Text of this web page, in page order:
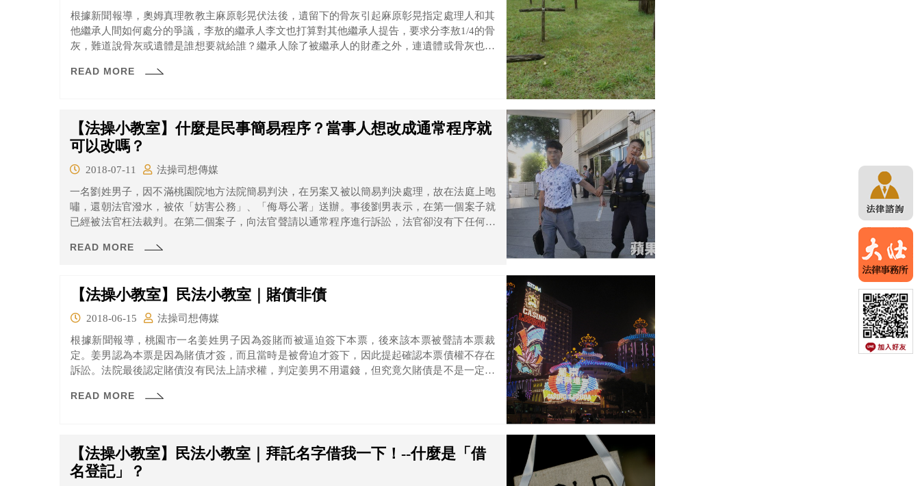
根據新聞報導，奧姆真理教教主麻原彰晃伏法後，遺留下的骨灰引起麻原彰晃指定處理人和其
他繼承人間如何處分的爭議，李敖的繼承人李文也打算對其他繼承人提告，要求分李敖1/4的骨
灰，難道說骨灰或遺體是誰想要就給誰？繼承人除了被繼承人的財產之外，連遺體或骨灰也可
READ MORE
【法操小教室】什麼是民事簡易程序？當事人想改成通常程序就
可以改嗎？
2018-07-11
法操司想傳媒
一名劉姓男子，因不滿桃園院地方法院簡易判決，在另案又被以簡易判決處理，故在法庭上咆
嘯，還朝法官潑水，被依「妨害公務」、「侮辱公署」送辦。事後劉男表示，在第一個案子就
已經被法官枉法裁判。在第二個案子，向法官聲請以通常程序進行訴訟，法官卻沒有下任何裁
READ MORE
【法操小教室】民法小教室｜賭債非債
2018-06-15
法操司想傳媒
根據新聞報導，桃園市一名姜姓男子因為簽賭而被逼迫簽下本票，後來該本票被聲請本票裁
定。姜男認為本票是因為賭債才簽，而且當時是被脅迫才簽下，因此提起確認本票債權不存在
訴訟。法院最後認定賭債沒有民法上請求權，判定姜男不用還錢，但究竟欠賭債是不是一定可
READ MORE
【法操小教室】民法小教室｜拜託名字借我一下！--什麼是「借
名登記」？